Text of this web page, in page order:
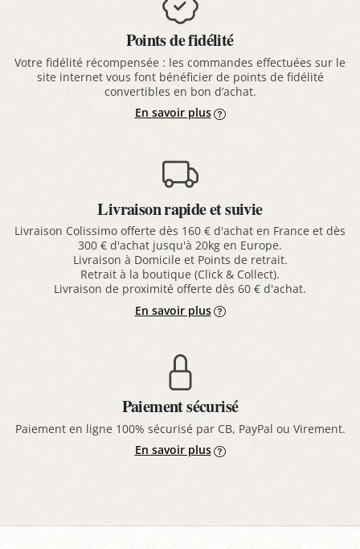
Points de fidélité
Votre fidélité récompensée : les commandes effectuées sur le
site internet vous font bénéficier de points de fidélité
convertibles en bon d’achat.
En savoir plus
Livraison rapide et suivie
Livraison Colissimo offerte dès 160 € d'achat en France et dès
300 € d'achat jusqu'à 20kg en Europe.
Livraison à Domicile et Points de retrait.
Retrait à la boutique (Click & Collect).
Livraison de proximité offerte dès 60 € d'achat.
En savoir plus
Paiement sécurisé
Paiement en ligne 100% sécurisé par CB, PayPal ou Virement.
En savoir plus